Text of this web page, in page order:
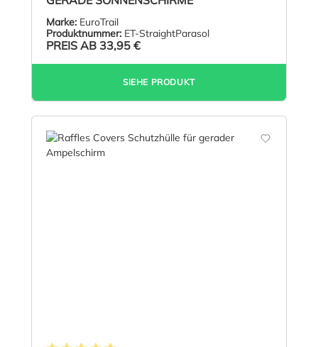
Marke: EuroTrail
Produktnummer: ET-StraightParasol
PREIS AB 33,95 €
SIEHE PRODUKT